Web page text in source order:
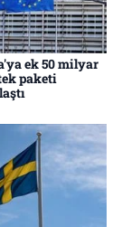
ek 50 milyar
paketi